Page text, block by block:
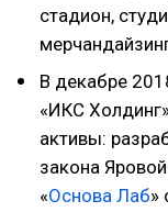
стадион,
В декабре
«ИКС
активы:
закона
«Основа Лаб»